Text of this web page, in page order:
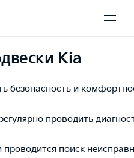
Kia
безопасность и
проводить
проводится поиск